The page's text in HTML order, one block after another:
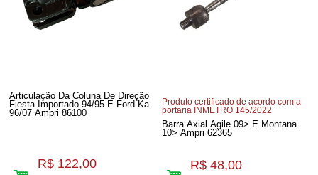
Articulação Da Coluna De Direção
Fiesta Importado 94/95 E Ford Ka
96/07 Ampri 86100
R$ 122,00
Produto certificado de acordo com a
portaria INMETRO 145/2022
Barra Axial Agile 09> E Montana
10> Ampri 62365
R$ 48,00